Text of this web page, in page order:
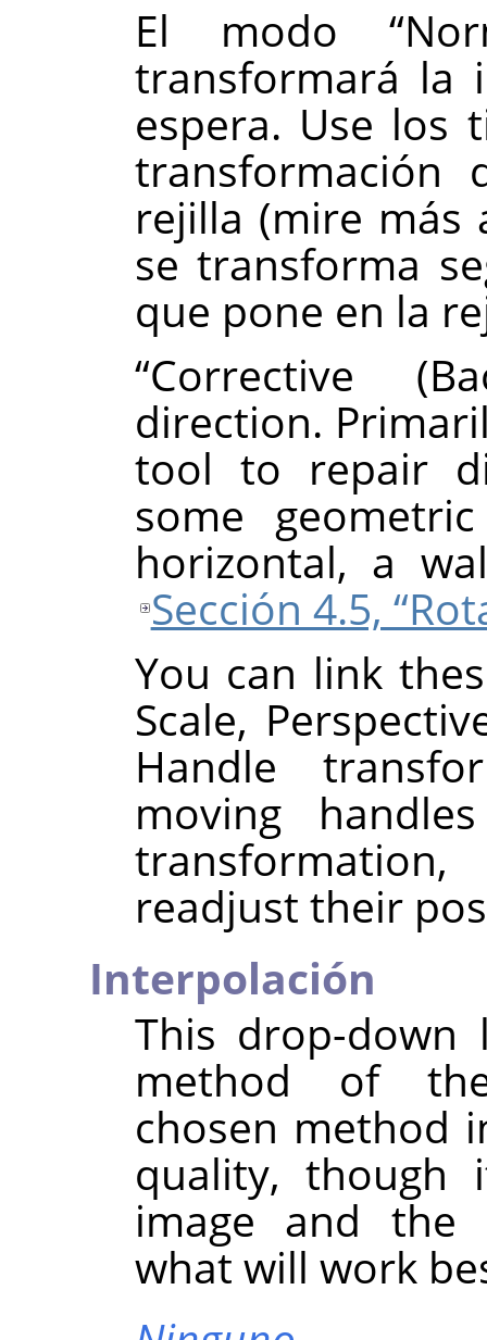
El modo “
transformará la
espera. Use los
transformación
rejilla (mire más
se transforma
que pone en la
“Corrective
direction.
tool to repair
some
horizontal, a
Sección 4.5,
You can link
Scale,
Handle
moving
readjust their
Interpolación
This drop-
method of
chosen method
quality, though
image and the
what will work